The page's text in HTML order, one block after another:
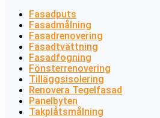
Fasadputs
Fasadmålning
Fasadrenovering
Fasadtvättning
Fasadfogning
Fönsterrenovering
Tilläggsisolering
Renovera Tegelfasad
Panelbyten
Takplåtsmålning